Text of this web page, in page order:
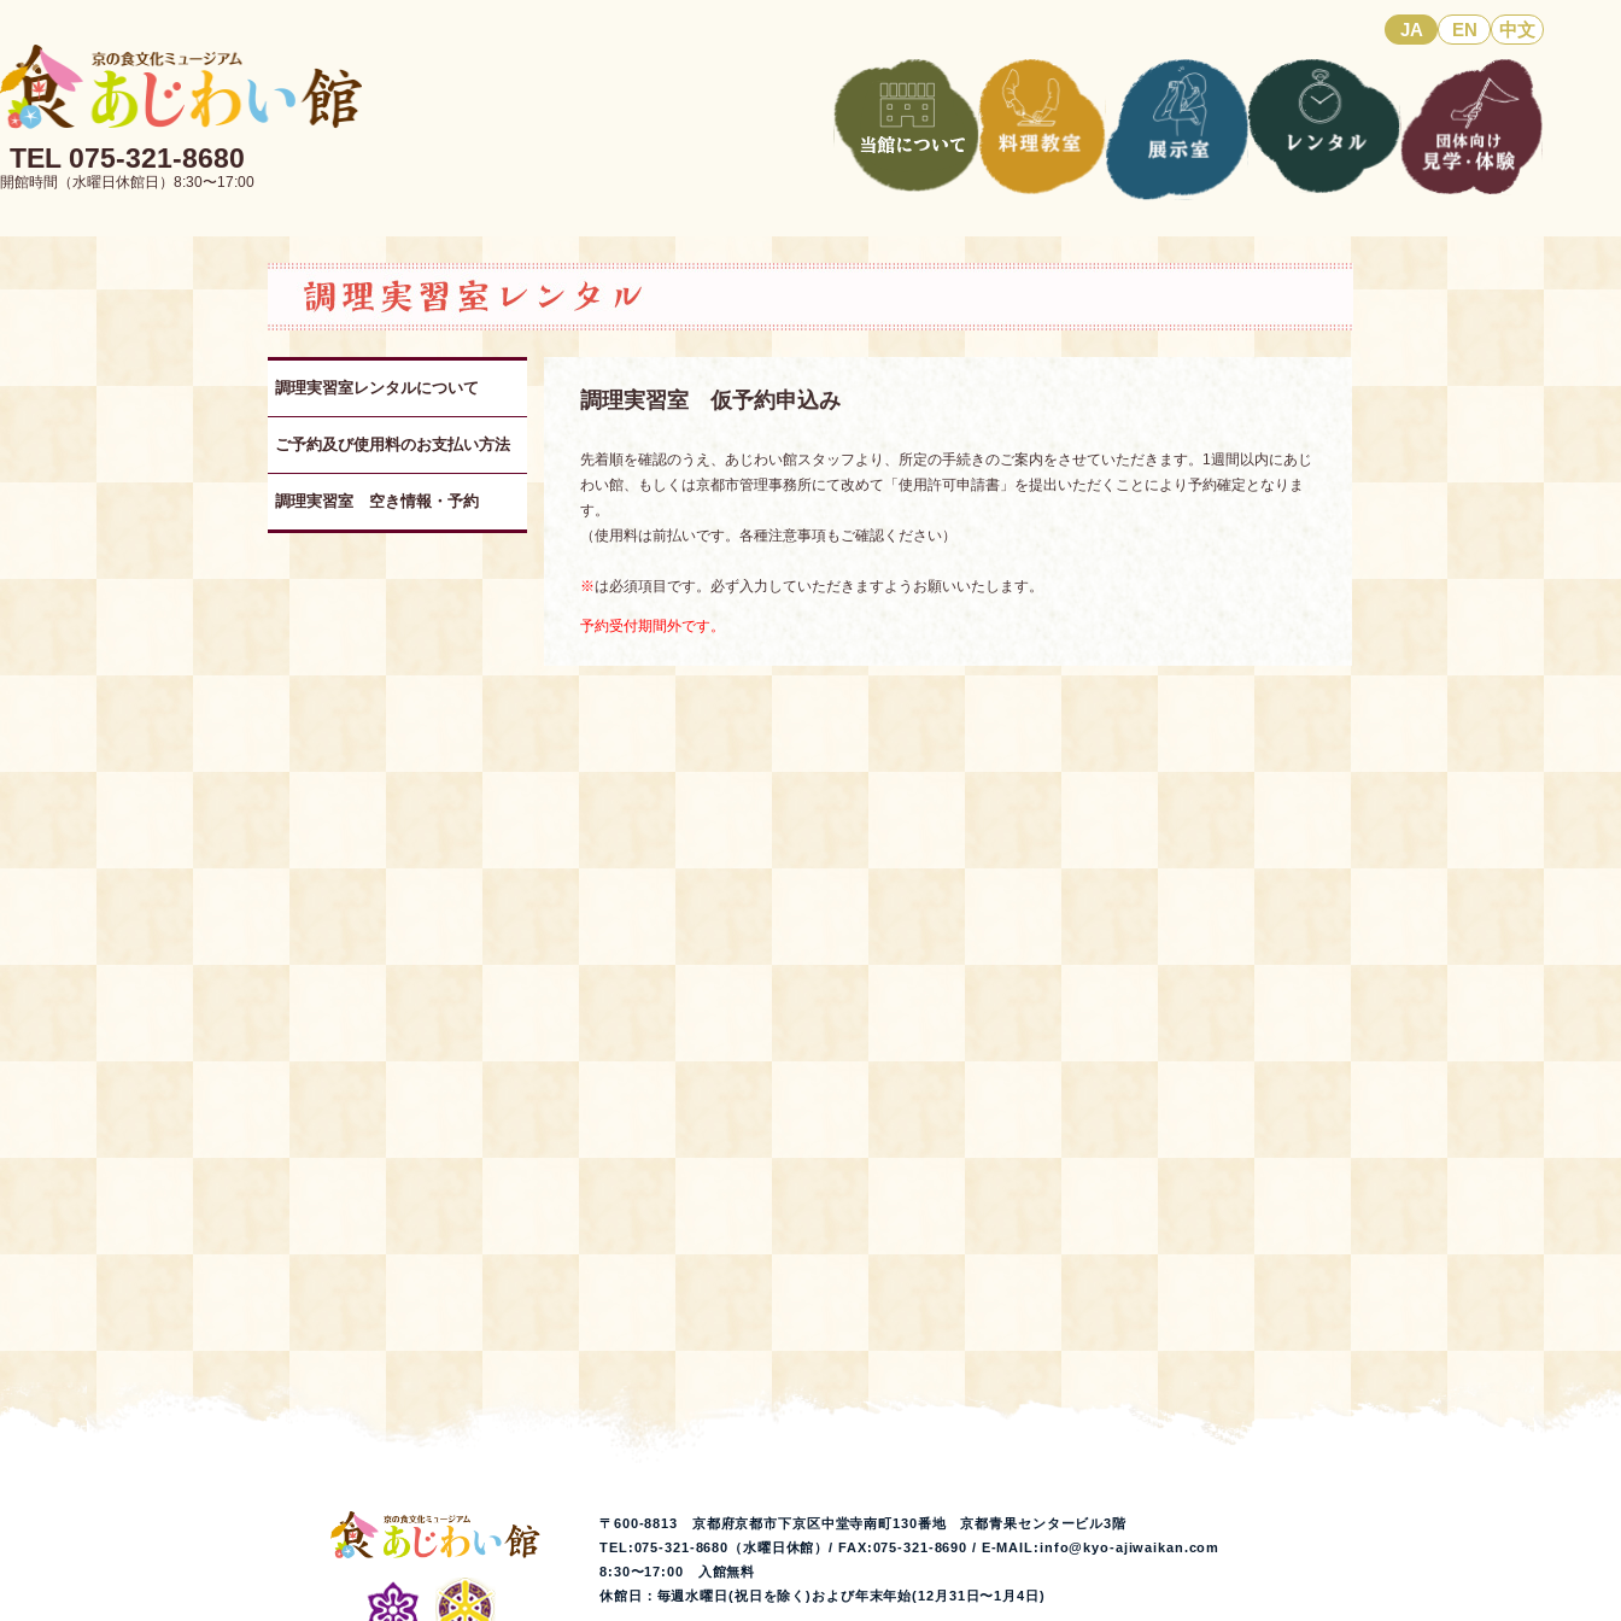
JA EN 中文
TEL 075-321-8680
開館時間（水曜日休館日）8:30〜17:00
調理実習室レンタルについて
ご予約及び使用料のお支払い方法
調理実習室 空き情報・予約
調理実習室 仮予約申込み
先着順を確認のうえ、あじわい館スタッフより、所定の手続きのご案内をさせていただきます。1週間以内にあじ
わい館、もしくは京都市管理事務所にて改めて「使用許可申請書」を提出いただくことにより予約確定となりま
す。
（使用料は前払いです。各種注意事項もご確認ください）
※は必須項目です。必ず入力していただきますようお願いいたします。
予約受付期間外です。
〒600-8813 京都府京都市下京区中堂寺南町130番地 京都青果センタービル3階
TEL:075-321-8680（水曜日休館）/ FAX:075-321-8690 / E-MAIL:info@kyo-ajiwaikan.com
8:30〜17:00 入館無料
休館日：毎週水曜日(祝日を除く)および年末年始(12月31日〜1月4日)